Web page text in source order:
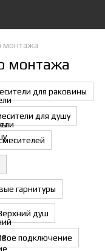
монтажа
монтажа
для раковины
для душу
гарнитуры
душ
подключение